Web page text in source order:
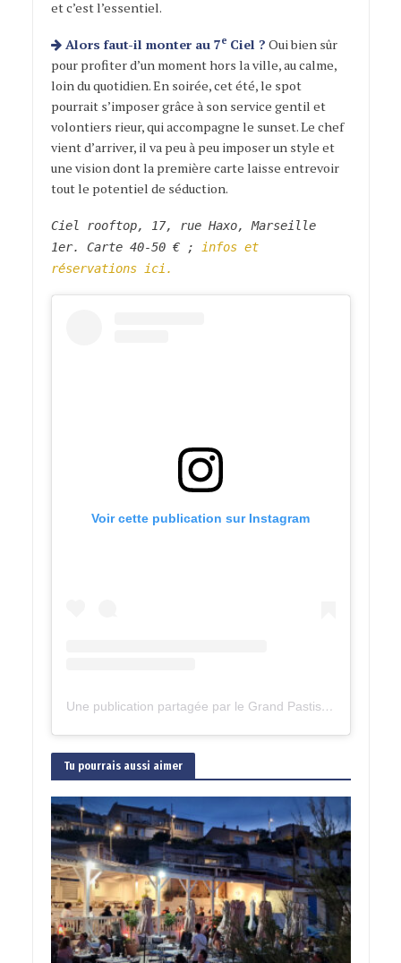
et c’est l’essentiel.
Alors faut-il monter au 7eCiel ? Oui bien sûr
pour profiter d’un moment hors la ville, au calme,
loin du quotidien. En soirée, cet été, le spot
pourrait s’imposer grâce à son service gentil et
volontiers rieur, qui accompagne le sunset. Le chef
vient d’arriver, il va peu à peu imposer un style et
une vision dont la première carte laisse entrevoir
tout le potentiel de séduction.
Ciel rooftop, 17, rue Haxo, Marseille
1er. Carte 40-50 € ;
infos et
réservations ici.
Voir cette publication sur Instagram
Une publication partagée par le Grand Pastis 2023 (@legrandpastis)
Tu pourrais aussi aimer